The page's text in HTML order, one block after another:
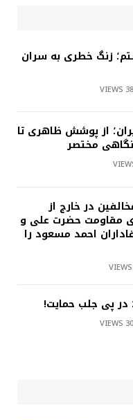
زنگ خطری به سران
VIEWS
از پوشش ظاهری تا
مختصر
در خارج از
مقاومت حضرت علی و
احمد مسعود را
VIEWS
در پی جلب حمایت!
VIEWS